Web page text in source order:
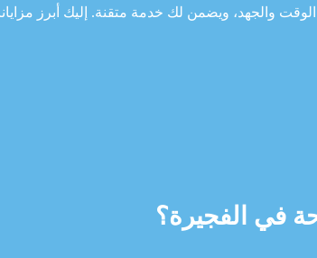
والجهد، ويضمن لك خدمة متقنة. إليك أبرز
في الفجيرة؟